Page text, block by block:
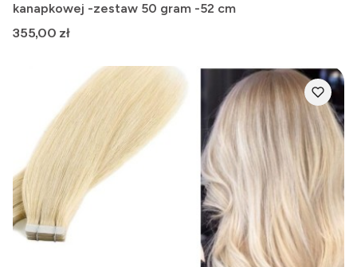
kanapkowej -zestaw 50 gram -52 cm
Cena
355,00 zł